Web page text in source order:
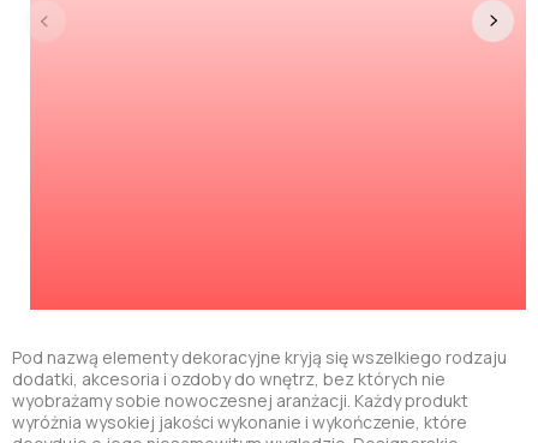
Pod nazwą elementy dekoracyjne kryją się wszelkiego rodzaju
dodatki, akcesoria i ozdoby do wnętrz, bez których nie
wyobrażamy sobie nowoczesnej aranżacji. Każdy produkt
wyróżnia wysokiej jakości wykonanie i wykończenie, które